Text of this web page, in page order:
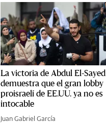
La victoria de Abdul El-Sayed
demuestra que el gran lobby
proisraelí de EE.UU. ya no es
intocable
Juan Gabriel García